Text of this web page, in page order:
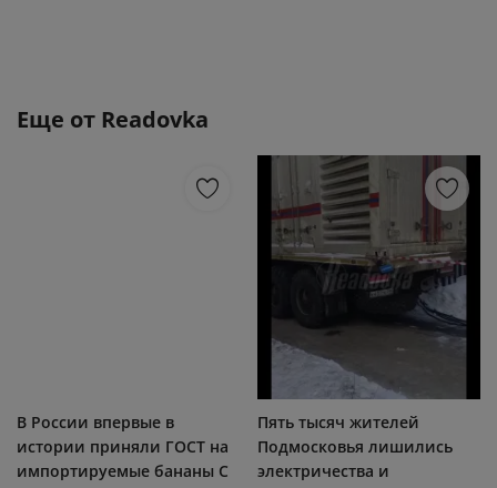
Еще от Readovka
В России впервые в
истории приняли ГОСТ на
импортируемые бананы С
Пять тысяч жителей
Подмосковья лишились
электричества и